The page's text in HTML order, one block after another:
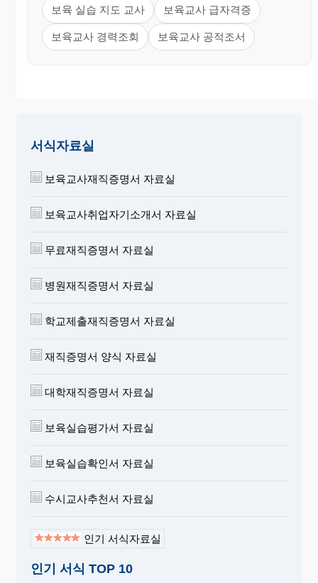
보육 실습 지도 교사 보육교사 급자격증
보육교사 경력조회 보육교사 공적조서
서식자료실
보육교사재직증명서 자료실
보육교사취업자기소개서 자료실
무료재직증명서 자료실
병원재직증명서 자료실
학교제출재직증명서 자료실
재직증명서 양식 자료실
대학재직증명서 자료실
보육실습평가서 자료실
보육실습확인서 자료실
수시교사추천서 자료실
인기 서식자료실
인기 서식 TOP 10